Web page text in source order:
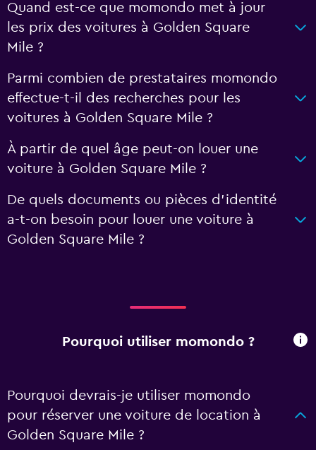
Quand est-ce que momondo met à jour
les prix des voitures à Golden Square
Mile ?
Parmi combien de prestataires momondo
effectue-t-il des recherches pour les
voitures à Golden Square Mile ?
À partir de quel âge peut-on louer une
voiture à Golden Square Mile ?
De quels documents ou pièces d'identité
a-t-on besoin pour louer une voiture à
Golden Square Mile ?
Pourquoi utiliser momondo ?
Pourquoi devrais-je utiliser momondo
pour réserver une voiture de location à
Golden Square Mile ?